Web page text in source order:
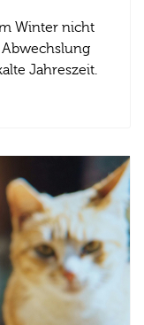
Winter nicht
Jahreszeit.